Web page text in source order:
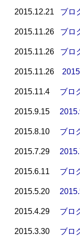
2015.12.21 ブロ
2015.11.26 ブロ
2015.11.26 ブロ
2015.11.26
2015.11.4 ブロ
2015.9.15
2015.8.10 ブロ
2015.7.29
2015.6.11 ブロ
2015.5.20
2015.4.29 ブロ
2015.3.30 ブロ